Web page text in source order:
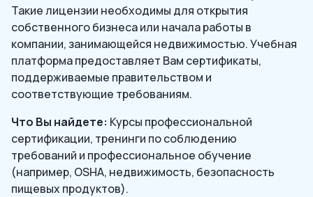
Такие лицензии необходимы для открытия
собственного бизнеса или начала работы в
компании, занимающейся недвижимостью. Учебная
платформа предоставляет Вам сертификаты,
поддерживаемые правительством и
соответствующие требованиям.
Что Вы найдете: Курсы профессиональной
сертификации, тренинги по соблюдению
требований и профессиональное обучение
(например, OSHA, недвижимость, безопасность
пищевых продуктов).